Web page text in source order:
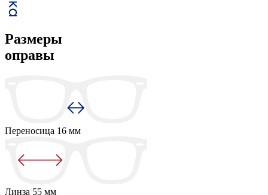
Размеры
оправы
Переносица 16 мм
Линза 55 мм